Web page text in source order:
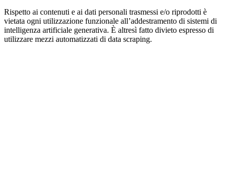
Rispetto ai contenuti e ai dati personali trasmessi e/o riprodotti è
vietata ogni utilizzazione funzionale all’addestramento di sistemi di
intelligenza artificiale generativa. È altresì fatto divieto espresso di
utilizzare mezzi automatizzati di data scraping.